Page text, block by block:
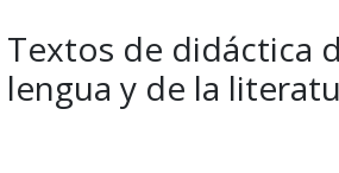
Textos de didáctica
lengua y de la